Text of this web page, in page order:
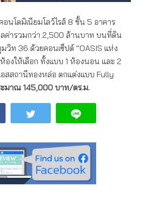
อนโดมิเนียมโลว์ไรส์ 8 ชั้น 5 อาคาร
ค่ารวมกว่า 2,500 ล้านบาท บนที่ดิน
วิท 36 ด้วยคอนเซ็ปต์ ”OASIS แห่ง
องให้เลือก ทั้งแบบ 1 ห้องนอน และ 2
สสถานีทองหล่อ ตกแต่งแบบ Fully
มาณ 145,000 บาท/ตร.ม.